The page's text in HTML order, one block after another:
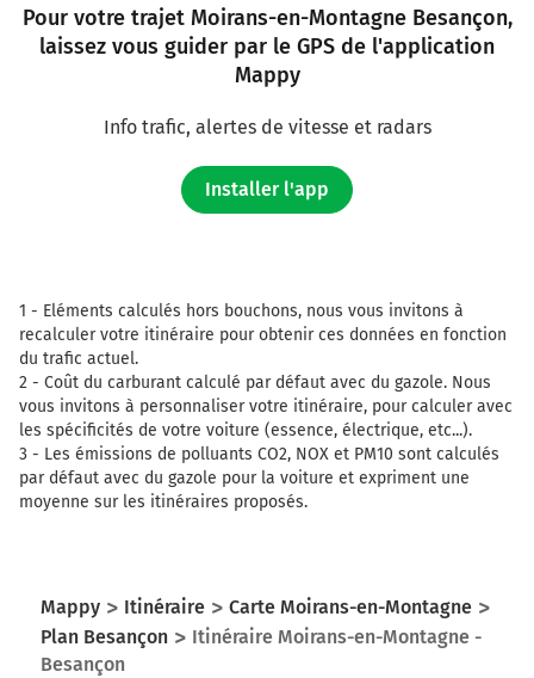
Rue de Vesoul
Vesoul) et continuer sur 2,2 kilomètres
149 km
Tourner légèrement à droite sur Rue des Glacis et
Tourner à gauche sur D683 (Avenue Edgar Faure) et
continuer sur 130 mètres
Tourner à droite sur Avenue du Maréchal Foch et
continuer sur 25 mètres
151 km
151 km
Tourner à droite sur Pont Robert Schwint et continuer
sur 160 mètres
151 km
Pour votre trajet Moirans-en-Montagne Besançon,
laissez vous guider par le GPS de l'application
Mappy
Info trafic, alertes de vitesse et radars
Installer l'app
1 - Eléments calculés hors bouchons, nous vous invitons à
recalculer votre itinéraire pour obtenir ces données en fonction
du trafic actuel.
2 - Coût du carburant calculé par défaut avec du gazole. Nous
vous invitons à personnaliser votre itinéraire, pour calculer avec
les spécificités de votre voiture (essence, électrique, etc...).
3 - Les émissions de polluants CO2, NOX et PM10 sont calculés
par défaut avec du gazole pour la voiture et expriment une
moyenne sur les itinéraires proposés.
Mappy Itinéraire
Carte Moirans-en-Montagne
Plan Besançon
Itinéraire Moirans-en-Montagne -
Besançon